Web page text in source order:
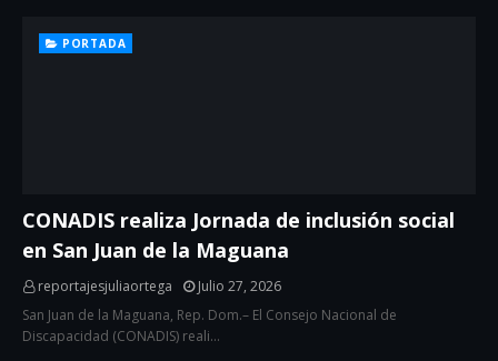
PORTADA
CONADIS realiza Jornada de inclusión social
en San Juan de la Maguana
reportajesjuliaortega
Julio 27, 2026
San Juan de la Maguana, Rep. Dom.– El Consejo Nacional de
Discapacidad (CONADIS) reali…